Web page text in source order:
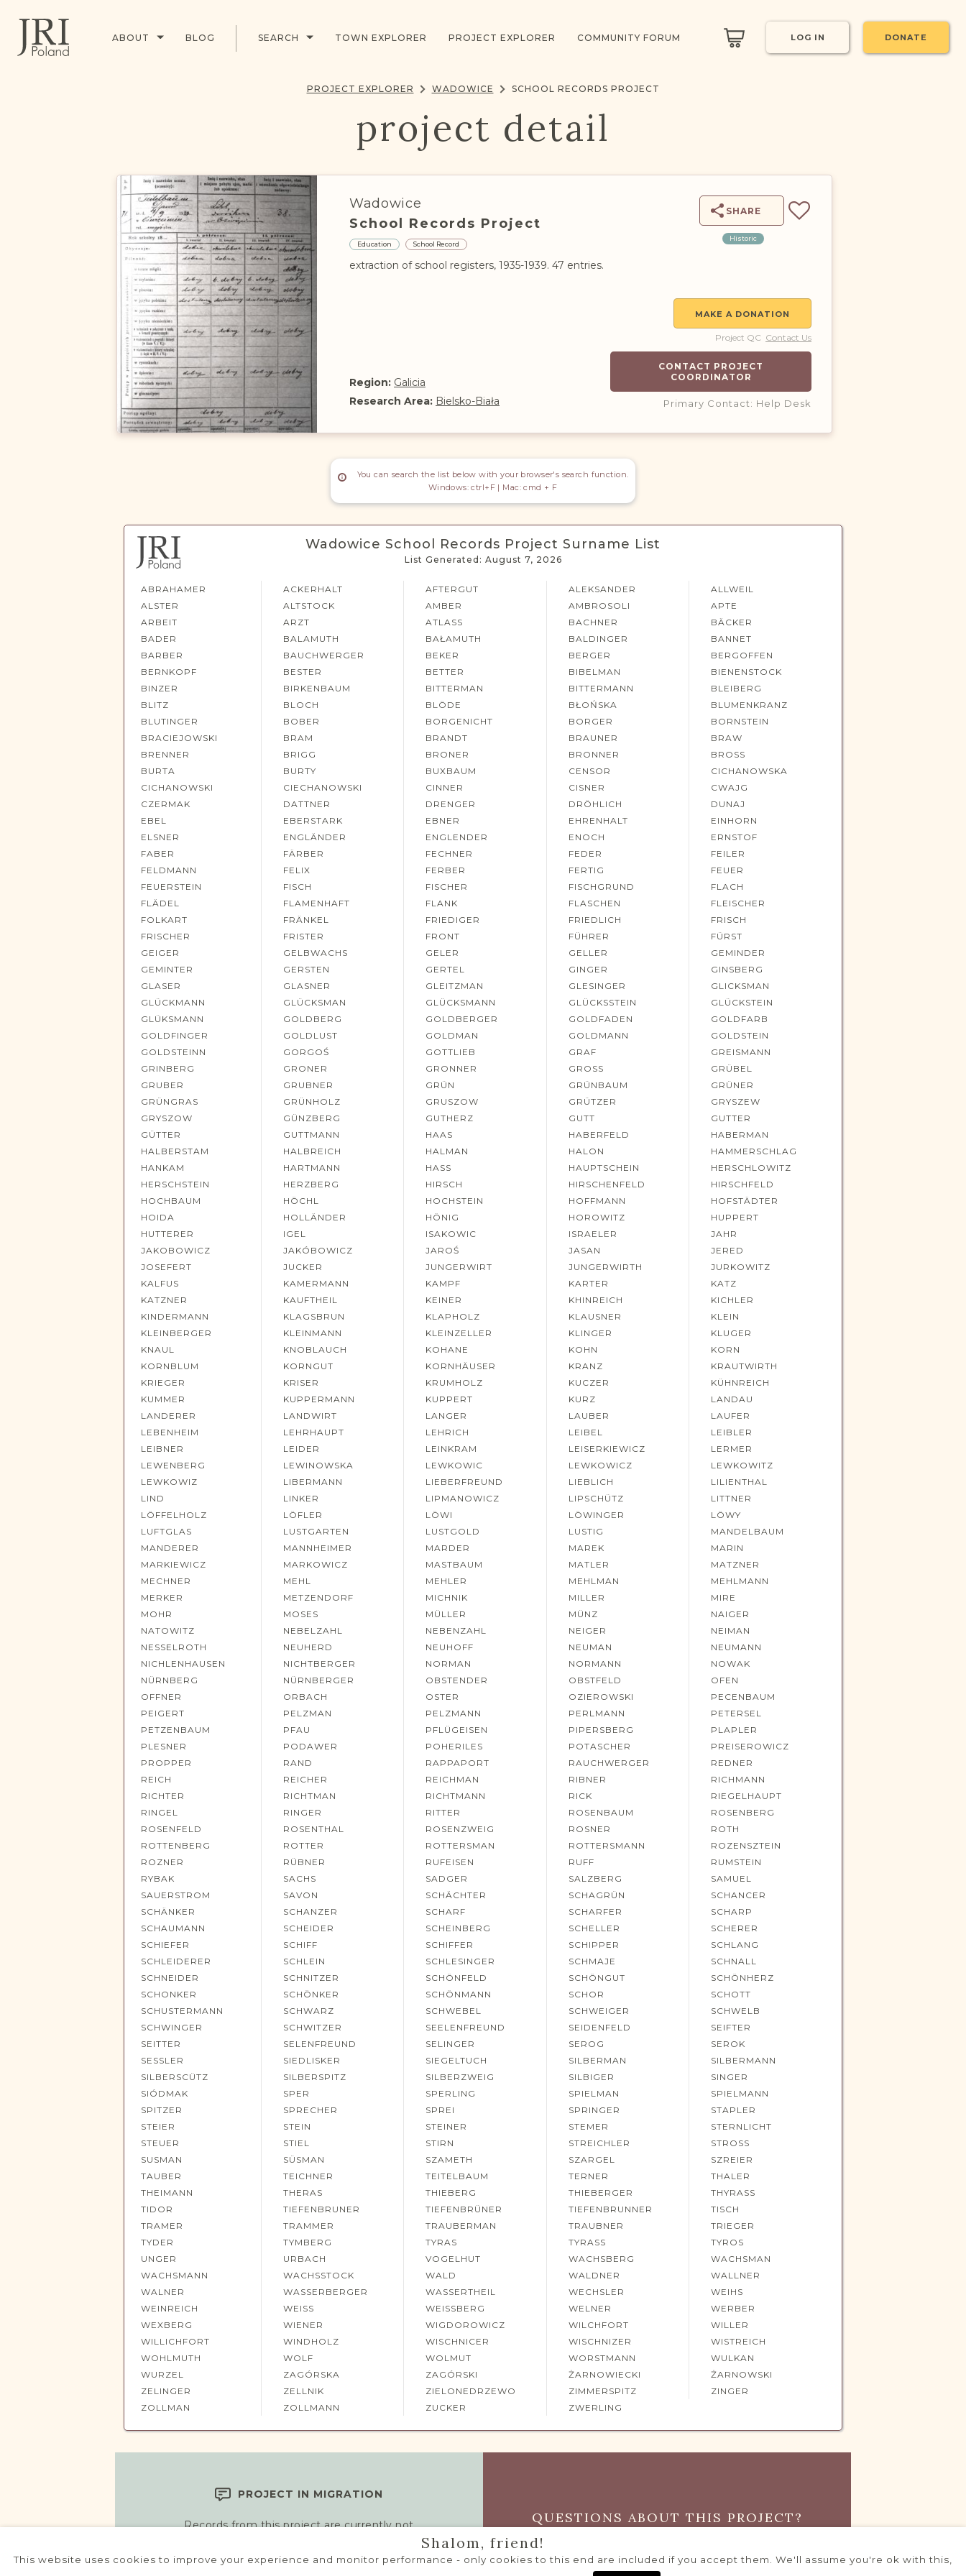
ABOUT BLOG SEARCH TOWN EXPLORER PROJECT EXPLORER COMMUNITY FORUM LOG IN DONATE
PROJECT EXPLORER WADOWICE SCHOOL RECORDS PROJECT
project detail
Wadowice
School Records Project
Education School Record
extraction of school registers, 1935-1939. 47 entries.
Region: Galicia
Research Area: Bielsko-Biała
SHARE
Historic
MAKE A DONATION
Project QC Contact Us
CONTACT PROJECT
COORDINATOR
Primary Contact: Help Desk
You can search the list below with your browser's search function.
Windows: ctrl+F | Mac: cmd + F
Wadowice School Records Project Surname List
List Generated: August 7, 2026
ABRAHAMER ACKERHALT AFTERGUT ALEKSANDER
ALLWEIL
ALSTER
ALTSTOCK AMBER AMBROSOLI
APTE
ARBEIT
ARZT ATLASS BACHNER
BÄCKER
BADER
BALAMUTH BAŁAMUTH BALDINGER
BANNET
BARBER
BAUCHWERGER BEKER BERGER
BERGOFFEN
BERNKOPF
BESTER BETTER BIBELMAN
BIENENSTOCK
BINZER
BIRKENBAUM BITTERMAN BITTERMANN
BLEIBERG
BLITZ
BLOCH BLÖDE BŁOŃSKA
BLUMENKRANZ
BLUTINGER
BOBER BORGENICHT BORGER
BORNSTEIN
BRACIEJOWSKI
BRAM BRANDT BRAUNER
BRAW
BRENNER
BRIGG BRONER BRONNER
BROSS
BURTA
BURTY BUXBAUM CENSOR
CICHANOWSKA
CICHANOWSKI
CIECHANOWSKI CINNER CISNER
CWAJG
CZERMAK
DATTNER DRENGER DRÖHLICH
DUNAJ
EBEL
EBERSTARK EBNER EHRENHALT
EINHORN
ELSNER
ENGLÄNDER ENGLENDER ENOCH
ERNSTOF
FABER
FÄRBER FECHNER FEDER
FEILER
FELDMANN
FELIX FERBER FERTIG
FEUER
FEUERSTEIN
FISCH FISCHER FISCHGRUND
FLACH
FLÄDEL
FLAMENHAFT FLANK FLASCHEN
FLEISCHER
FOLKART
FRÄNKEL FRIEDIGER FRIEDLICH
FRISCH
FRISCHER
FRISTER FRONT FÜHRER
FÜRST
GEIGER
GELBWACHS GELER GELLER
GEMINDER
GEMINTER
GERSTEN GERTEL GINGER
GINSBERG
GLASER
GLASNER GLEITZMAN GLESINGER
GLICKSMAN
GLÜCKMANN
GLÜCKSMAN GLÜCKSMANN GLÜCKSSTEIN
GLÜCKSTEIN
GLÜKSMANN
GOLDBERG GOLDBERGER GOLDFADEN
GOLDFARB
GOLDFINGER
GOLDLUST GOLDMAN GOLDMANN
GOLDSTEIN
GOLDSTEINN
GORGOŚ GOTTLIEB GRAF
GREISMANN
GRINBERG
GRONER GRONNER GROSS
GRÜBEL
GRUBER
GRUBNER GRÜN GRÜNBAUM
GRÜNER
GRÜNGRAS
GRÜNHOLZ GRUSZOW GRÜTZER
GRYSZEW
GRYSZOW
GÜNZBERG GUTHERZ GUTT
GUTTER
GÜTTER
GUTTMANN HAAS HABERFELD
HABERMAN
HALBERSTAM
HALBREICH HALMAN HALON
HAMMERSCHLAG
HANKAM
HARTMANN HASS HAUPTSCHEIN
HERSCHLOWITZ
HERSCHSTEIN
HERZBERG HIRSCH HIRSCHENFELD
HIRSCHFELD
HOCHBAUM
HÖCHL HOCHSTEIN HOFFMANN
HOFSTÄDTER
HOIDA
HOLLÄNDER HÖNIG HOROWITZ
HUPPERT
HUTTERER
IGEL ISAKOWIC ISRAELER
JAHR
JAKOBOWICZ
JAKÓBOWICZ JAROŚ JASAN
JERED
JOSEFERT
JUCKER JUNGERWIRT JUNGERWIRTH
JURKOWITZ
KALFUS
KAMERMANN KAMPF KARTER
KATZ
KATZNER
KAUFTHEIL KEINER KHINREICH
KICHLER
KINDERMANN
KLAGSBRUN KLAPHOLZ KLAUSNER
KLEIN
KLEINBERGER
KLEINMANN KLEINZELLER KLINGER
KLUGER
KNAUL
KNOBLAUCH KOHANE KOHN
KORN
KORNBLUM
KORNGUT KORNHÄUSER KRANZ
KRAUTWIRTH
KRIEGER
KRISER KRUMHOLZ KUCZER
KÜHNREICH
KUMMER
KUPPERMANN KUPPERT KURZ
LANDAU
LANDERER
LANDWIRT LANGER LAUBER
LAUFER
LEBENHEIM
LEHRHAUPT LEHRICH LEIBEL
LEIBLER
LEIBNER
LEIDER LEINKRAM LEISERKIEWICZ
LERMER
LEWENBERG
LEWINOWSKA LEWKOWIC LEWKOWICZ
LEWKOWITZ
LEWKOWIZ
LIBERMANN LIEBERFREUND LIEBLICH
LILIENTHAL
LIND
LINKER LIPMANOWICZ LIPSCHÜTZ
LITTNER
LÖFFELHOLZ
LÖFLER LÖWI LÖWINGER
LÖWY
LUFTGLAS
LUSTGARTEN LUSTGOLD LUSTIG
MANDELBAUM
MANDERER
MANNHEIMER MARDER MAREK
MARIN
MARKIEWICZ
MARKOWICZ MASTBAUM MATLER
MATZNER
MECHNER
MEHL MEHLER MEHLMAN
MEHLMANN
MERKER
METZENDORF MICHNIK MILLER
MIRE
MOHR
MOSES MÜLLER MÜNZ
NAIGER
NATOWITZ
NEBELZAHL NEBENZAHL NEIGER
NEIMAN
NESSELROTH
NEUHERD NEUHOFF NEUMAN
NEUMANN
NICHLENHAUSEN
NICHTBERGER NORMAN NORMANN
NOWAK
NÜRNBERG
NÜRNBERGER OBSTENDER OBSTFELD
OFEN
OFFNER
ORBACH OSTER OZIEROWSKI
PECENBAUM
PEIGERT
PELZMAN PELZMANN PERLMANN
PETERSEL
PETZENBAUM
PFAU PFLÜGEISEN PIPERSBERG
PLAPLER
PLESNER
PODAWER POHERILES POTASCHER
PREISEROWICZ
PROPPER
RAND RAPPAPORT RAUCHWERGER
REDNER
REICH
REICHER REICHMAN RIBNER
RICHMANN
RICHTER
RICHTMAN RICHTMANN RICK
RIEGELHAUPT
RINGEL
RINGER RITTER ROSENBAUM
ROSENBERG
ROSENFELD
ROSENTHAL ROSENZWEIG ROSNER
ROTH
ROTTENBERG
ROTTER ROTTERSMAN ROTTERSMANN
ROZENSZTEIN
ROZNER
RÜBNER RUFEISEN RUFF
RUMSTEIN
RYBAK
SACHS SADGER SALZBERG
SAMUEL
SAUERSTROM
SAVON SCHÄCHTER SCHAGRÜN
SCHANCER
SCHÄNKER
SCHANZER SCHARF SCHARFER
SCHARP
SCHAUMANN
SCHEIDER SCHEINBERG SCHELLER
SCHERER
SCHIEFER
SCHIFF SCHIFFER SCHIPPER
SCHLANG
SCHLEIDERER
SCHLEIN SCHLESINGER SCHMAJE
SCHNALL
SCHNEIDER
SCHNITZER SCHÖNFELD SCHÖNGUT
SCHÖNHERZ
SCHONKER
SCHÖNKER SCHÖNMANN SCHOR
SCHOTT
SCHUSTERMANN
SCHWARZ SCHWEBEL SCHWEIGER
SCHWELB
SCHWINGER
SCHWITZER SEELENFREUND SEIDENFELD
SEIFTER
SEITTER
SELENFREUND SELINGER SEROG
SEROK
SESSLER
SIEDLISKER SIEGELTUCH SILBERMAN
SILBERMANN
SILBERSCÜTZ
SILBERSPITZ SILBERZWEIG SILBIGER
SINGER
SIÓDMAK
SPER SPERLING SPIELMAN
SPIELMANN
SPITZER
SPRECHER SPREI SPRINGER
STAPLER
STEIER
STEIN STEINER STEMER
STERNLICHT
STEUER
STIEL STIRN STREICHLER
STROSS
SUSMAN
SÜSMAN SZAMETH SZARGEL
SZREIER
TAUBER
TEICHNER TEITELBAUM TERNER
THALER
THEIMANN
THERAS THIEBERG THIEBERGER
THYRASS
TIDOR
TIEFENBRUNER TIEFENBRÜNER TIEFENBRUNNER
TISCH
TRAMER
TRAMMER TRAUBERMAN TRAUBNER
TRIEGER
TYDER
TYMBERG TYRAS TYRASS
TYROS
UNGER
URBACH VOGELHUT WACHSBERG
WACHSMAN
WACHSMANN
WACHSSTOCK WALD WALDNER
WALLNER
WALNER
WASSERBERGER WASSERTHEIL WECHSLER
WEIHS
WEINREICH
WEISS WEISSBERG WELNER
WERBER
WEXBERG
WIENER WIGDOROWICZ WILCHFORT
WILLER
WILLICHFORT
WINDHOLZ WISCHNICER WISCHNIZER
WISTREICH
WOHLMUTH
WOLF WOLMUT WORSTMANN
WULKAN
WURZEL
ZAGÓRSKA ZAGÓRSKI ŻARNOWIECKI
ŻARNOWSKI
ZELINGER
ZELLNIK ZIELONEDRZEWO ZIMMERSPITZ
ZINGER
ZOLLMAN
ZOLLMANN ZUCKER ZWERLING
PROJECT IN MIGRATION
Records from this project are currently not
searchable in our new Search system. If you are
looking to obtain specific records or learn how you
QUESTIONS ABOUT THIS PROJECT?
CONTACT PROJECT COORDINATOR
Shalom, friend!
This website uses cookies to improve your experience and monitor performance - only cookies to this end are included if you accept them. We'll assume you're ok with this,